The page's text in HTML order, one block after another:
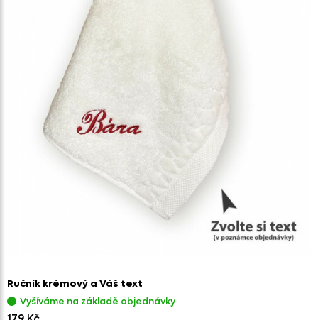
Ručník krémový a Váš text
Vyšíváme na základě objednávky